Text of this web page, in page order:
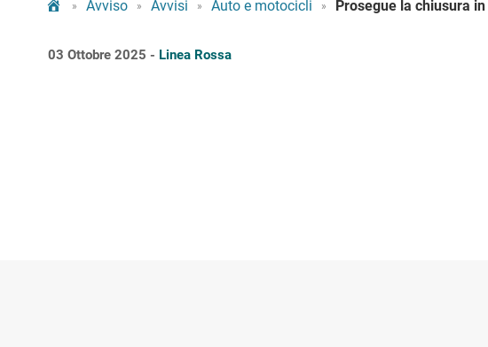
Tram Bologna
» Avviso » Avvisi » Auto e motocicli »
03 Ottobre 2025 - Linea Rossa